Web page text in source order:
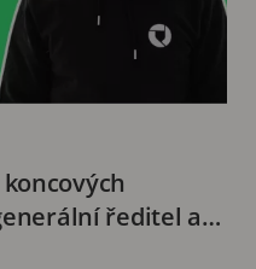
ředitel a
Buddywise